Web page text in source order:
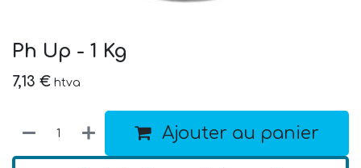
Ph Up - 1 Kg
7,13 € htva
Ajouter au panier